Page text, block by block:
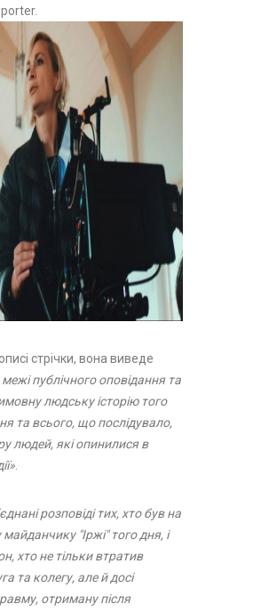
стрічки, вона виведе
межі публічного оповідання та
людську історію того
та всього, що послідувало,
людей, які опинилися в
розповіді тих, хто був на
"Іржі" того дня, і
хто не тільки втратив
та колегу, але й досі
отриману після